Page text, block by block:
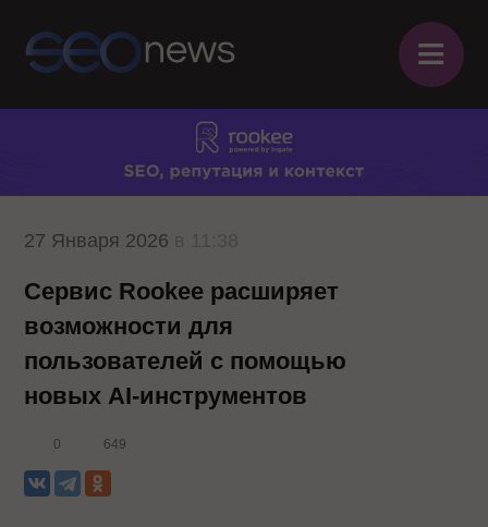
≡
27 Января 2026
Сервис Rookee расширяет
возможности для
пользователей с помощью
новых AI-инструментов
0 649